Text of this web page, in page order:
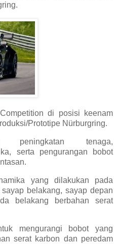
di posisi keenam
Prototipe Nürburgring.
peningkatan tenaga,
serta pengurangan bobot
yang dilakukan pada
belakang, sayap depan
belakang berbahan serat
mengurangi bobot yang
serat karbon dan peredam